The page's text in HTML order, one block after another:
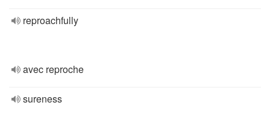
reproachfully
avec reproche
sureness